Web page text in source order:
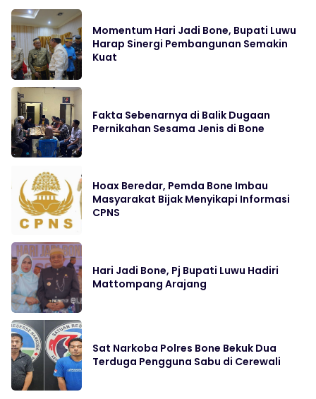
Momentum Hari Jadi Bone, Bupati Luwu
Harap Sinergi Pembangunan Semakin
Kuat
Fakta Sebenarnya di Balik Dugaan
Pernikahan Sesama Jenis di Bone
Hoax Beredar, Pemda Bone Imbau
Masyarakat Bijak Menyikapi Informasi
CPNS
Hari Jadi Bone, Pj Bupati Luwu Hadiri
Mattompang Arajang
Sat Narkoba Polres Bone Bekuk Dua
Terduga Pengguna Sabu di Cerewali